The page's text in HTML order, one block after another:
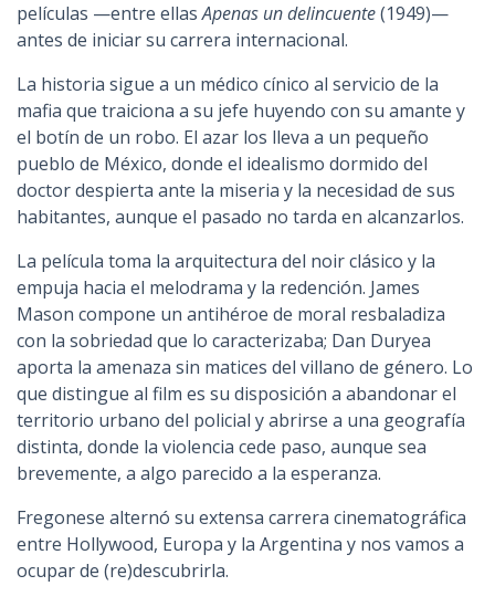
películas —entre ellasApenas un delincuente(1949)—
antes de iniciar su carrera internacional.
La historia sigue a un médico cínico al servicio de la
mafia que traiciona a su jefe huyendo con su amante y
el botín de un robo. El azar los lleva a un pequeño
pueblo de México, donde el idealismo dormido del
doctor despierta ante la miseria y la necesidad de sus
habitantes, aunque el pasado no tarda en alcanzarlos.
La película toma la arquitectura del noir clásico y la
empuja hacia el melodrama y la redención. James
Mason compone un antihéroe de moral resbaladiza
con la sobriedad que lo caracterizaba; Dan Duryea
aporta la amenaza sin matices del villano de género. Lo
que distingue al film es su disposición a abandonar el
territorio urbano del policial y abrirse a una geografía
distinta, donde la violencia cede paso, aunque sea
brevemente, a algo parecido a la esperanza.
Fregonese alternó su extensa carrera cinematográfica
entre Hollywood, Europa y la Argentina y nos vamos a
ocupar de (re)descubrirla.